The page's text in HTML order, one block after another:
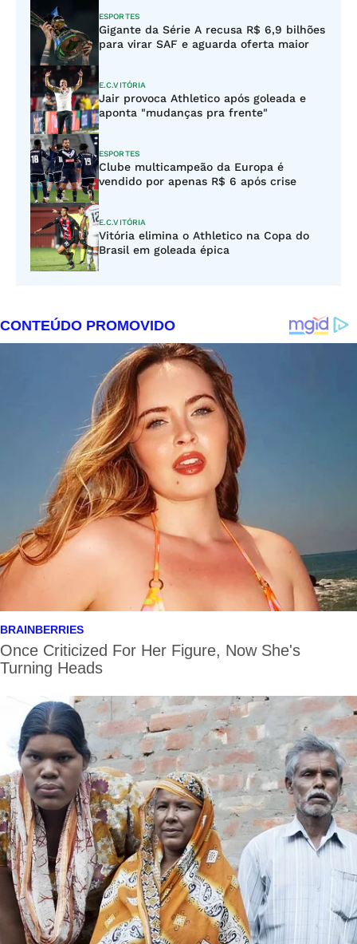
ESPORTES
Gigante da Série A recusa R$ 6,9 bilhões
para virar SAF e aguarda oferta maior
E.C.VITÓRIA
Jair provoca Athletico após goleada e
aponta "mudanças pra frente"
ESPORTES
Clube multicampeão da Europa é
vendido por apenas R$ 6 após crise
E.C.VITÓRIA
Vitória elimina o Athletico na Copa do
Brasil em goleada épica